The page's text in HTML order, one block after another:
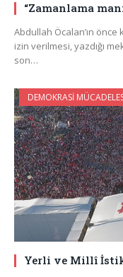
“Zamanlama
Abdullah Öcalan’ın
izin verilmesi, yazdığı
son…
DEMOKRASI
Yerli ve Millî